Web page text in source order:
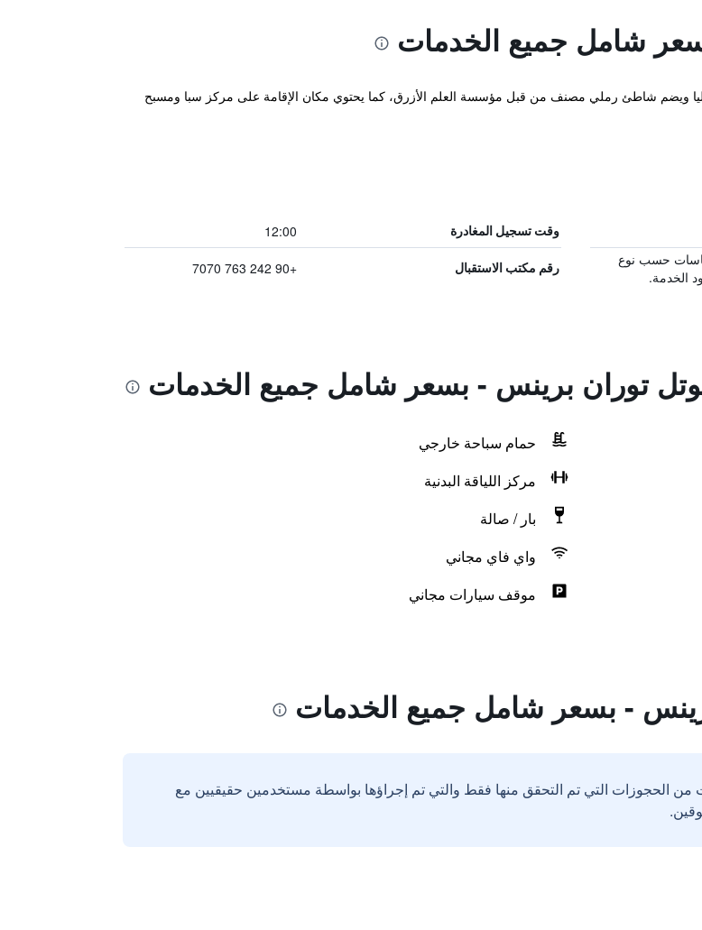
شامل جميع الخدمات
ويضم شاطئ رملي مصنف من قبل مؤسسة العلم الأزرق، كما يحتوي مكان الإقامة على مركز سبا ومسبح
وقت تسجيل المغادرة 12:00
حسب نوع
الخدمة.
رقم مكتب الاستقبال +90 242 763 7070
توران برينس - بسعر شامل جميع الخدمات
حمام سباحة خارجي
مركز اللياقة البدنية
بار / صالة
واي فاي مجاني
موقف سيارات مجاني
- بسعر شامل جميع الخدمات
من الحجوزات التي تم التحقق منها فقط والتي تم إجراؤها بواسطة مستخدمين حقيقيين مع